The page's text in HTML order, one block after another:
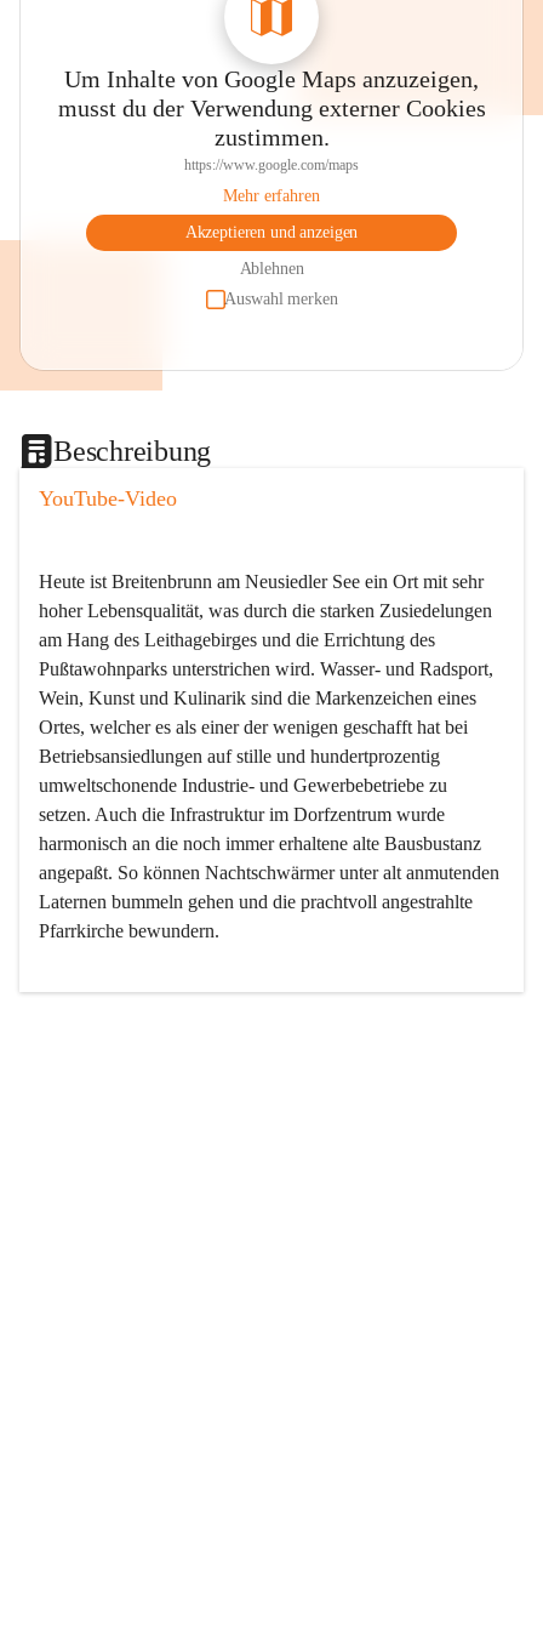
Um Inhalte von Google Maps anzuzeigen,
musst du der Verwendung externer Cookies
zustimmen.
https://www.google.com/maps
Mehr erfahren
Akzeptieren und anzeigen
Ablehnen
Auswahl merken
Beschreibung
YouTube-Video
Heute ist Breitenbrunn am Neusiedler See ein Ort mit sehr
hoher Lebensqualität, was durch die starken Zusiedelungen
am Hang des Leithagebirges und die Errichtung des
Pußtawohnparks unterstrichen wird. Wasser- und Radsport,
Wein, Kunst und Kulinarik sind die Markenzeichen eines
Ortes, welcher es als einer der wenigen geschafft hat bei
Betriebsansiedlungen auf stille und hundertprozentig
umweltschonende Industrie- und Gewerbebetriebe zu
setzen. Auch die Infrastruktur im Dorfzentrum wurde
harmonisch an die noch immer erhaltene alte Bausbustanz
angepaßt. So können Nachtschwärmer unter alt anmutenden
Laternen bummeln gehen und die prachtvoll angestrahlte
Pfarrkirche bewundern.
Der Weinbau dominert heute nicht mehr, ist aber integrativer